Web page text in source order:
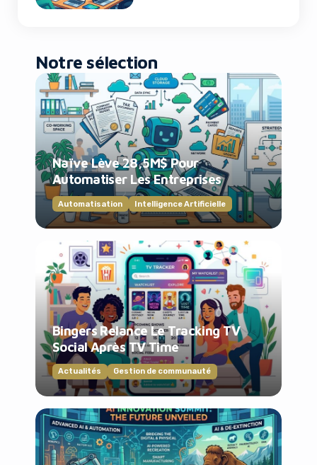
Notre sélection
Naïve Lève 28,5M$ Pour
Automatiser Les Entreprises
Automatisation Intelligence Artificielle
Bingers Relance Le Tracking TV
Social Après TV Time
Actualités Gestion de communauté